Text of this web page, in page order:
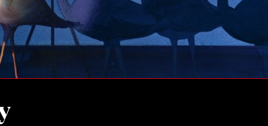
- Accedi al tuo profilo
Nuovo utente
noi
Economici per
lavori in economia